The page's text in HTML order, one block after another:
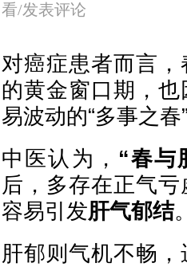
看/发表评论
对癌症患者而言
的黄金窗口期，
易波动的“多事之春”
中医认为， “春与
后，多存在正气
容易引发肝气郁结。
肝郁则气机不畅